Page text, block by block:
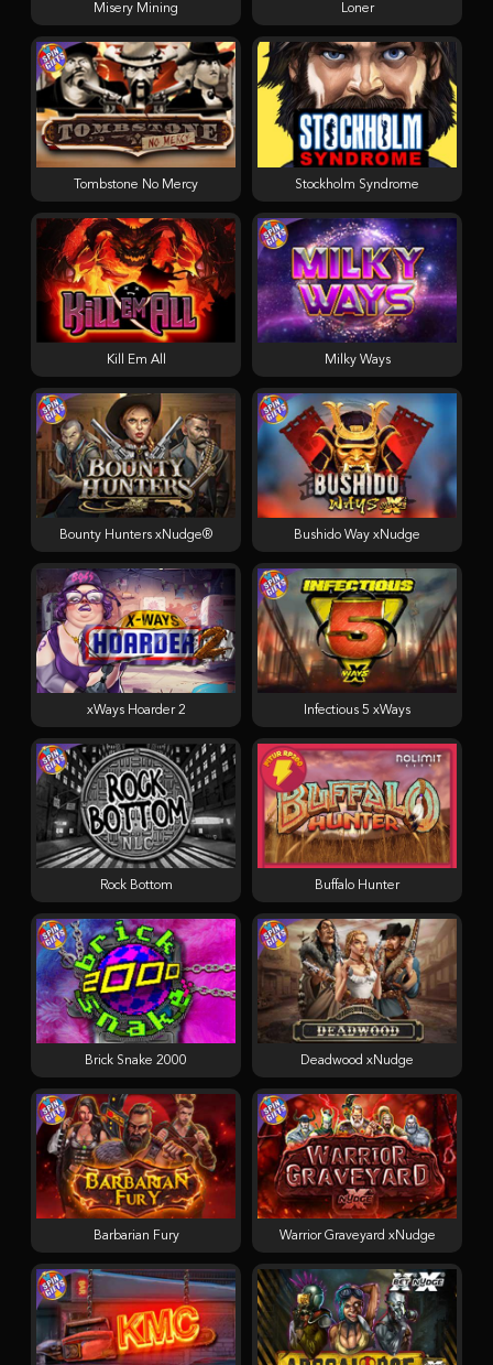
Kill Em All
Stockholm Syndrome
Loner
Tombstone No Mercy
Rock Bottom
xWays Hoarder 2
Bounty Hunters xNudge®
Brick Snake 2000
Warrior Graveyard xNudge
Barbarian Fury
Deadwood xNudge
Buffalo Hunter
Milky Ways
Infectious 5 xWays
Misery Mining
Bushido Way xNudge